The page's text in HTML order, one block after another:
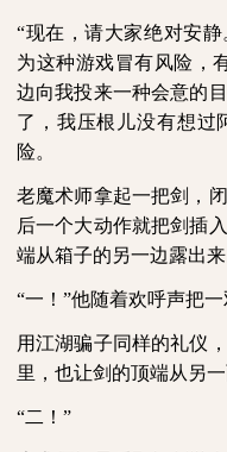
“现在，请大家绝对安
为这种游戏冒有风险，
边向我投来一种会意的
了，我压根儿没有想过
险。
老魔术师拿起一把剑，
后一个大动作就把剑插
端从箱子的另一边露出来
“一！”他随着欢呼声把
用江湖骗子同样的礼仪
里，也让剑的顶端从另一
“二！”